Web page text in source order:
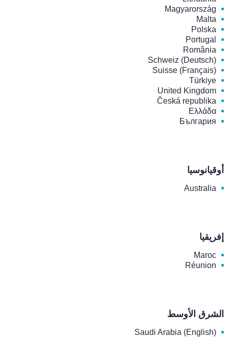
Magyarország
Malta
Polska
Portugal
România
Schweiz (Deutsch)
Suisse (Français)
Türkiye
United Kingdom
Česká republika
Ελλάδα
България
أوقيانوسيا
Australia
إفريقيا
Maroc
Réunion
الشرق الأوسط
Saudi Arabia (English)